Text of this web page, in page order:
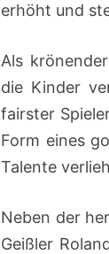
erhöht und
Als
die Kinder
fairster
Form eines
Talente
Neben der
Geißler